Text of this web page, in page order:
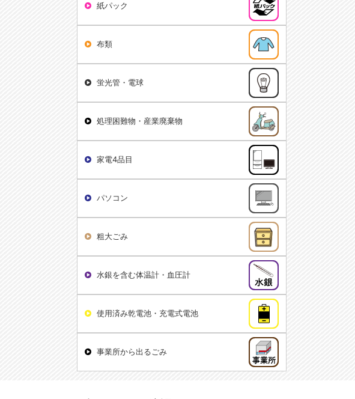
紙パック
布類
蛍光管・電球
処理困難物・産業廃棄物
家電4品目
パソコン
粗大ごみ
水銀を含む体温計・血圧計
使用済み乾電池・充電式電池
事業所から出るごみ